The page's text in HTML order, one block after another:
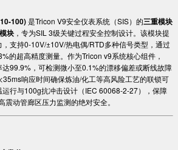
100)是Tricon V9安全仪表系统（SIS）的三重模块
块 ，专为SIL 3级关键过程安全控制设计。该模块提
支持0-10V/±10V/热电偶/RTD多种信号类型，通过
的超高精度测量。作为Tricon v9系统核心组件，​
99.9%，可检测微小至0.1%的漂移偏差或断线故障
响应时间确保炼油/化工等高风险工艺的联锁可
行与100g抗冲击设计（IEC 60068-2-27），保障
动管廊区压力监测的绝对安全。